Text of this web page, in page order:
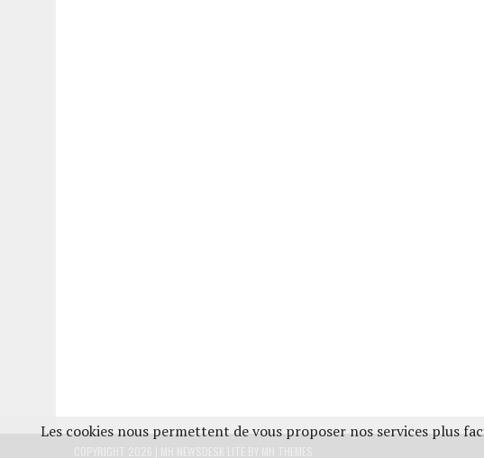
Les cookies nous permettent de vous proposer nos services plus